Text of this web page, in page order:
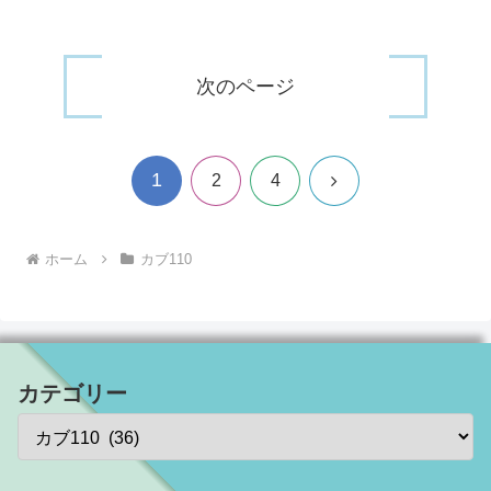
次のページ
1 2 4 次
ホーム カブ110
カテゴリー